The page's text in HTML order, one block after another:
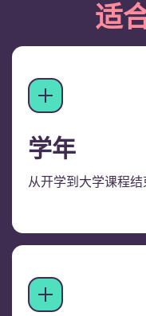
适
学年
从开学到大学课程